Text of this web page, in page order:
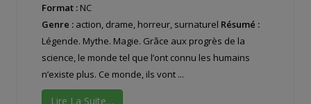
Format : NC
Genre : action, drame, horreur, surnaturel Résumé :
Légende. Mythe. Magie. Grâce aux progrès de la
science, le monde tel que l’ont connu les humains
n’existe plus. Ce monde, ils vont ...
Lire La Suite…